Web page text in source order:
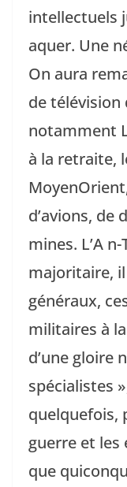
intellectuels
aquer. Une
On aura
de télévision
notamment
à la retraite,
d’avions, de
mines. L’A
majoritaire,
généraux,
militaires à
d’une gloire
spécialistes
quelquefois,
guerre et les
que